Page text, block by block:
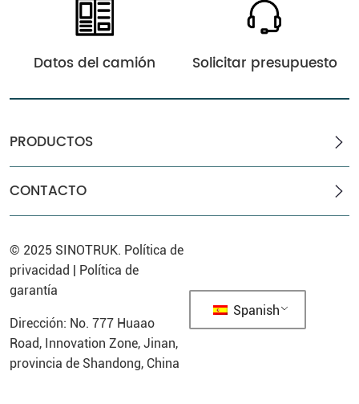
Datos del camión Solicitar presupuesto
PRODUCTOS
CONTACTO
© 2025 SINOTRUK. Política de
privacidad | Política de
garantía
Dirección: No. 777 Huaao
Road, Innovation Zone, Jinan,
provincia de Shandong, China
Spanish